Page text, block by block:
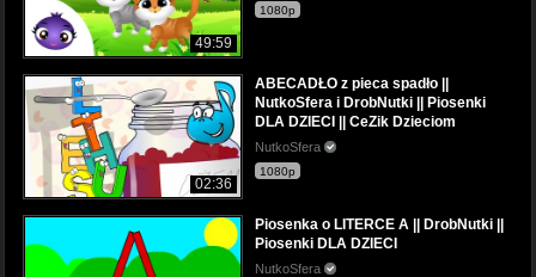
49:59
1080p
02:36
ABECADŁO z pieca spadło ||
NutkoSfera i DrobNutki || Piosenki
DLA DZIECI || CeZik Dzieciom
NutkoSfera
1080p
Piosenka o LITERCE A || DrobNutki ||
Piosenki DLA DZIECI
NutkoSfera